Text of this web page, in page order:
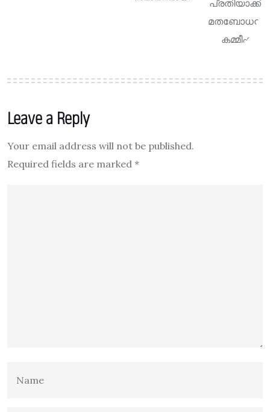
Leave a Reply
Your email address will not be published.
Required fields are marked *